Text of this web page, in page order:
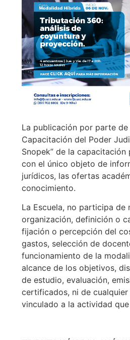
La publicación por parte de
Capacitación del Poder
Snopek” de la capacitación
con el único objeto de
jurídicos, las ofertas
conocimiento.
La Escuela, no participa de
organización, definición o
fijación o percepción del
gastos, selección de
funcionamiento de la
alcance de los objetivos,
de estudio, evaluación,
certificados, ni de
vinculado a la actividad